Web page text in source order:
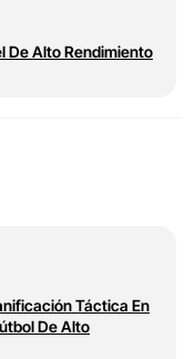
De Alto Rendimiento
Táctica En
De Alto